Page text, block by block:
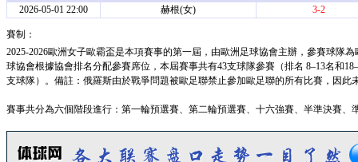
2026-05-01 22:00
赫根(女) 3-2
賽制：
2025-2026歐洲女子歐霸盃是本項賽事的第一屆，由歐洲足球協會主辦，參賽球隊
球協會根據協會排名分配參賽席位，本屆賽事共有43支球隊參賽（排名 8–13名和
支球隊）。備註：俄羅斯由於戰爭問題被歐足聯禁止參加歐足聯的所有比賽，因此
賽事共分為六個階段進行：第一輪預選賽、第二輪預選賽、十六強賽、半準決賽